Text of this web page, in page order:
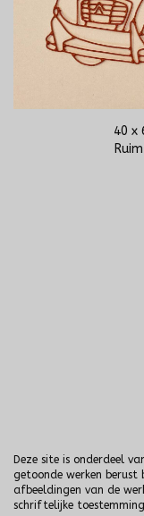
40 x
Deze site is onderdeel
getoonde werken berust
afbeeldingen van de
schriftelijke